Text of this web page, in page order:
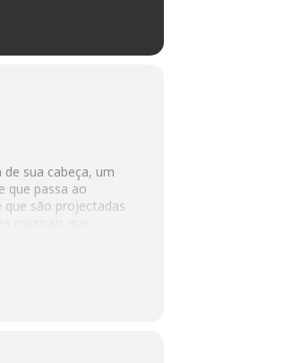
sua cabeça, um
que passa ao
são projectadas